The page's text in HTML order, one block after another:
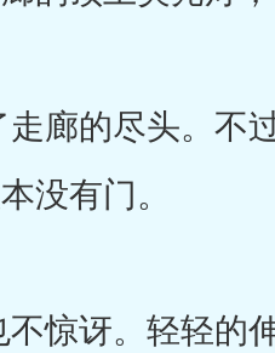
的尽头。不
没有门。
讶。轻轻的